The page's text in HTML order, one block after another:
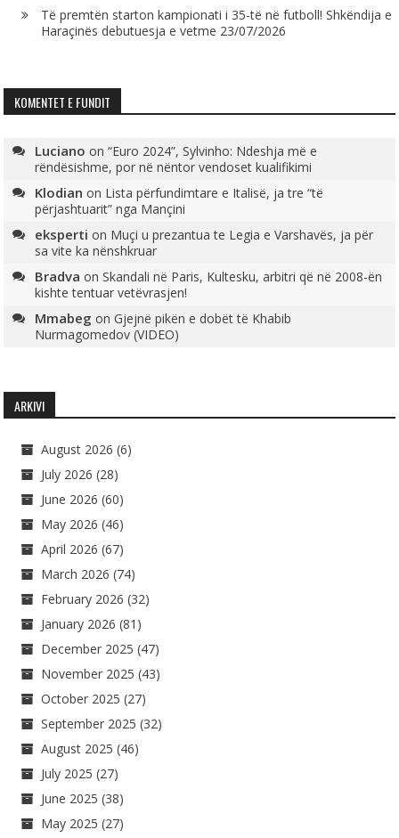
Të premtën starton kampionati i 35-të në futboll! Shkëndija e
Haraçinës debutuesja e vetme 23/07/2026
KOMENTET E FUNDIT
Luciano on“Euro 2024”, Sylvinho: Ndeshja më e
rëndësishme, por në nëntor vendoset kualifikimi
Klodian on Lista përfundimtare e Italisë, ja tre “të
përjashtuarit” nga Mançini
eksperti on Muçi u prezantua te Legia e Varshavës, ja për
sa vite ka nënshkruar
Bradva onSkandali në Paris, Kultesku, arbitri që në 2008-ën
kishte tentuar vetëvrasjen!
Mmabeg onGjejnë pikën e dobët të Khabib
Nurmagomedov (VIDEO)
ARKIVI
August 2026 (6)
July 2026 (28)
June 2026 (60)
May 2026 (46)
April 2026 (67)
March 2026 (74)
February 2026 (32)
January 2026 (81)
December 2025 (47)
November 2025 (43)
October 2025 (27)
September 2025 (32)
August 2025 (46)
July 2025 (27)
June 2025 (38)
May 2025 (27)